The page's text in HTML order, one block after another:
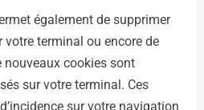
également de supprimer
terminal ou encore de
nouveaux cookies sont
sur votre terminal. Ces
sur votre navigation